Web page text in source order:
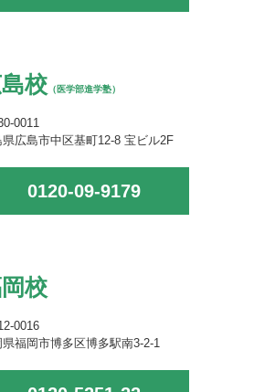
校 （医学部進学塾）
0011
県広島市中区基町12-8 宝ビル2F
0120-09-9179
校
0016
県福岡市博多区博多駅南3-2-1